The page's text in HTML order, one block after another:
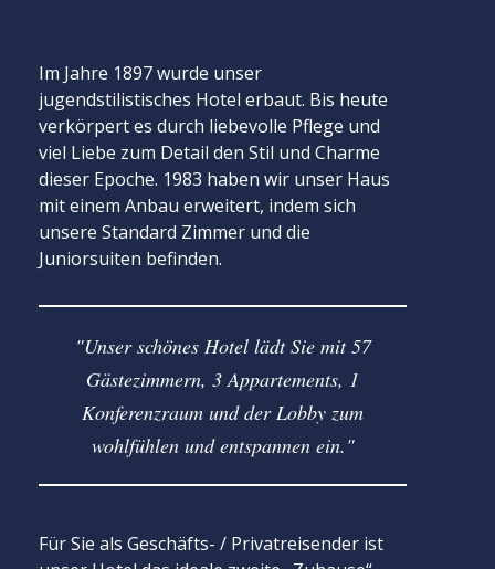
Im Jahre 1897 wurde unser
jugendstilistisches Hotel erbaut. Bis heute
verkörpert es durch liebevolle Pflege und
viel Liebe zum Detail den Stil und Charme
dieser Epoche. 1983 haben wir unser Haus
mit einem Anbau erweitert, indem sich
unsere Standard Zimmer und die
Juniorsuiten befinden.
Unser schönes Hotel lädt Sie mit 57
Gästezimmern, 3 Appartements, 1
Konferenzraum und der Lobby zum
wohlfühlen und entspannen ein.
Für Sie als Geschäfts- / Privatreisender ist